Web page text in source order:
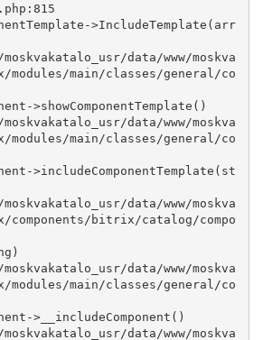
>IncludeTemplate(arr
main/classes/general/co
>showComponentTemplate()
main/classes/general/co
>includeComponentTemplate(st
bitrix/catalog/compo
main/classes/general/co
>__includeComponent()